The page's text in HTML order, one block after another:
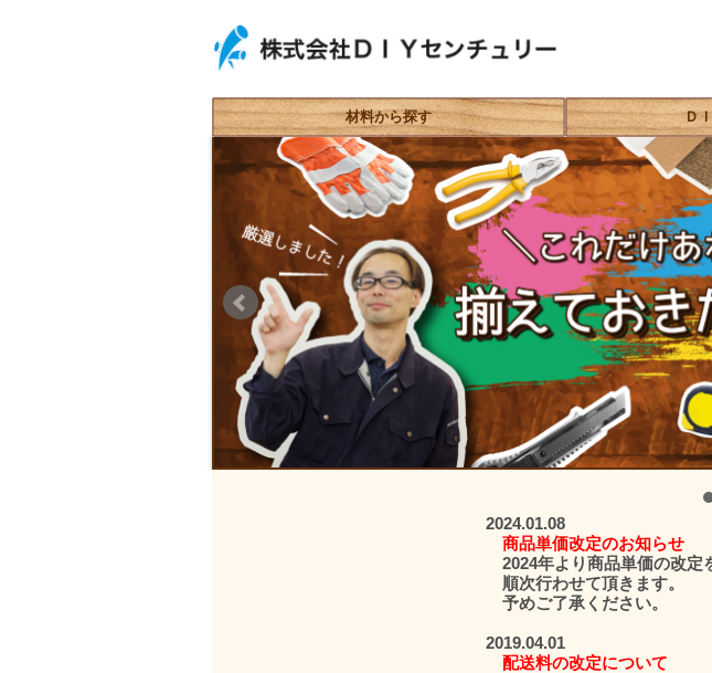
材料から探す Ｄ
2024.01.08
商品単価改定のお知らせ
2024年より商品単価の改定
順次行わせて頂きます。
予めご了承ください。
2019.04.01
配送料の改定について